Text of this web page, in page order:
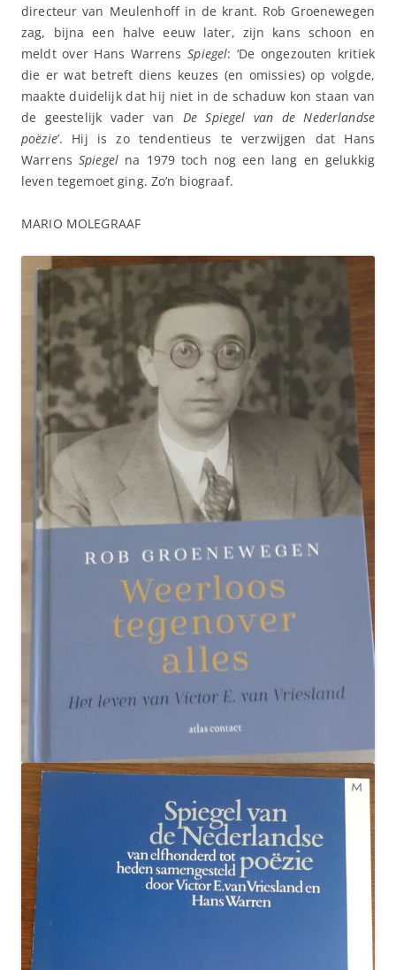
directeur van Meulenhoff in de krant. Rob Groenewegen
zag, bijna een halve eeuw later, zijn kans schoon en
meldt over Hans WarrensSpiegel: ‘De ongezouten kritiek
die er wat betreft diens keuzes (en omissies) op volgde,
maakte duidelijk dat hij niet in de schaduw kon staan van
de geestelijk vader van De Spiegel van de Nederlandse
poëzie’. Hij is zo tendentieus te verzwijgen dat Hans
WarrensSpiegel na 1979 toch nog een lang en gelukkig
leven tegemoet ging. Zo’n biograaf.
MARIO MOLEGRAAF